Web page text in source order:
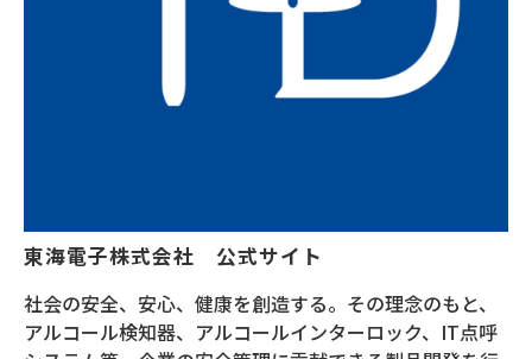
東海電子株式会社　公式サイト
社会の安全、安心、健康を創造する。その理念のもと、
アルコール検知器、アルコールインターロック、IT点呼